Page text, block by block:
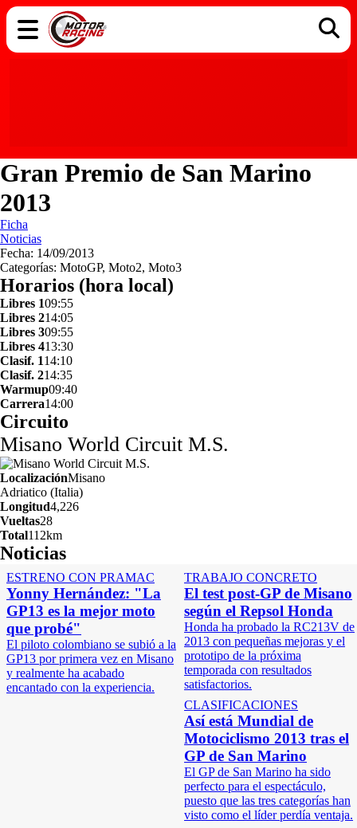
Gran Premio de San Marino
2013
Ficha
Noticias
Fecha: 14/09/2013
Categorías: MotoGP, Moto2, Moto3
Horarios (hora local)
Libres 109:55
Libres 214:05
Libres 309:55
Libres 413:30
Clasif. 114:10
Clasif. 214:35
Warmup09:40
Carrera14:00
Circuito
Misano World Circuit M.S.
LocalizaciónMisano
Adriatico (Italia)
Longitud4,226
Vueltas28
Total112km
Noticias
ESTRENO CON PRAMAC
Yonny Hernández: "La
GP13 es la mejor moto
que probé"
El piloto colombiano se subió a la
GP13 por primera vez en Misano
y realmente ha acabado
encantado con la experiencia.
TRABAJO CONCRETO
El test post-GP de Misano
según el Repsol Honda
Honda ha probado la RC213V de
2013 con pequeñas mejoras y el
prototipo de la próxima
temporada con resultados
satisfactorios.
CLASIFICACIONES
Así está Mundial de
Motociclismo 2013 tras el
GP de San Marino
El GP de San Marino ha sido
perfecto para el espectáculo,
puesto que las tres categorías han
visto como el líder perdía ventaja.